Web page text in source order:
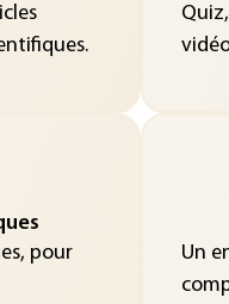
pour
Un